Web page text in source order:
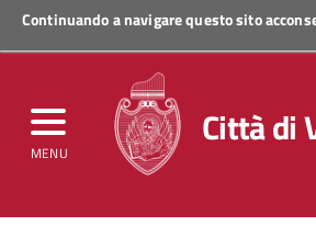
Continuando a navigare questo sito
MENU
Regione Veneto
Città di